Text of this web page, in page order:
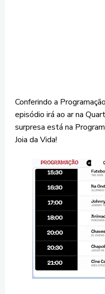
Conferindo a
episódio irá ao ar na
surpresa está na
Joia da Vida!